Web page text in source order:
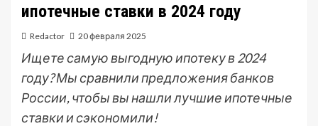
ипотечные ставки в 2024 году
Redactor 20 февраля 2025
Ищете самую выгодную ипотеку в 2024
году? Мы сравнили предложения банков
России, чтобы вы нашли лучшие ипотечные
ставки и сэкономили!